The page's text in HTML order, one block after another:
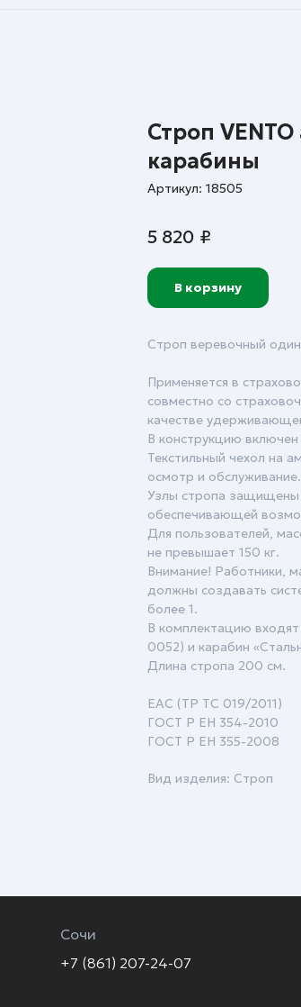
Строп
карабины
Артикул: 18505
5 820 ₽
В корзину
Строп веревочный
Применяется в
совместно со
качестве
В конструкцию
Текстильный чехол на
осмотр и обслуживание.
Узлы стропа защищены
обеспечивающей
Для пользователей,
не превышает 150 кг.
Внимание! Работники,
должны создавать
более 1.
В комплектацию
0052) и карабин
Длина стропа 200 см.
ЕАС (ТР ТС 019/2011)
ГОСТ Р ЕН 354-2010
ГОСТ Р ЕН 355-2008
Вид изделия: Строп
Сочи
+7 (861) 207-24-07